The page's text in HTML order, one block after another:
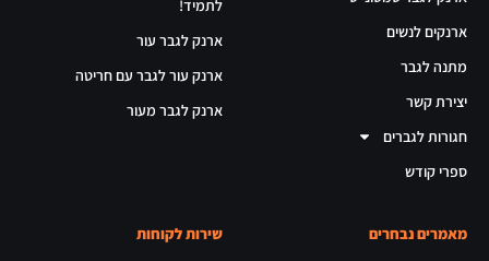
ארנקים לנשים
מתנה לגבר
יצירת קשר
חגורות לגברים
ספרי קודש
לתמיד!
ארנק לגבר עור
ארנק עור לגבר עם חריטה
ארנק לגבר מעור
מאמרים נבחרים
שירות לקוחות